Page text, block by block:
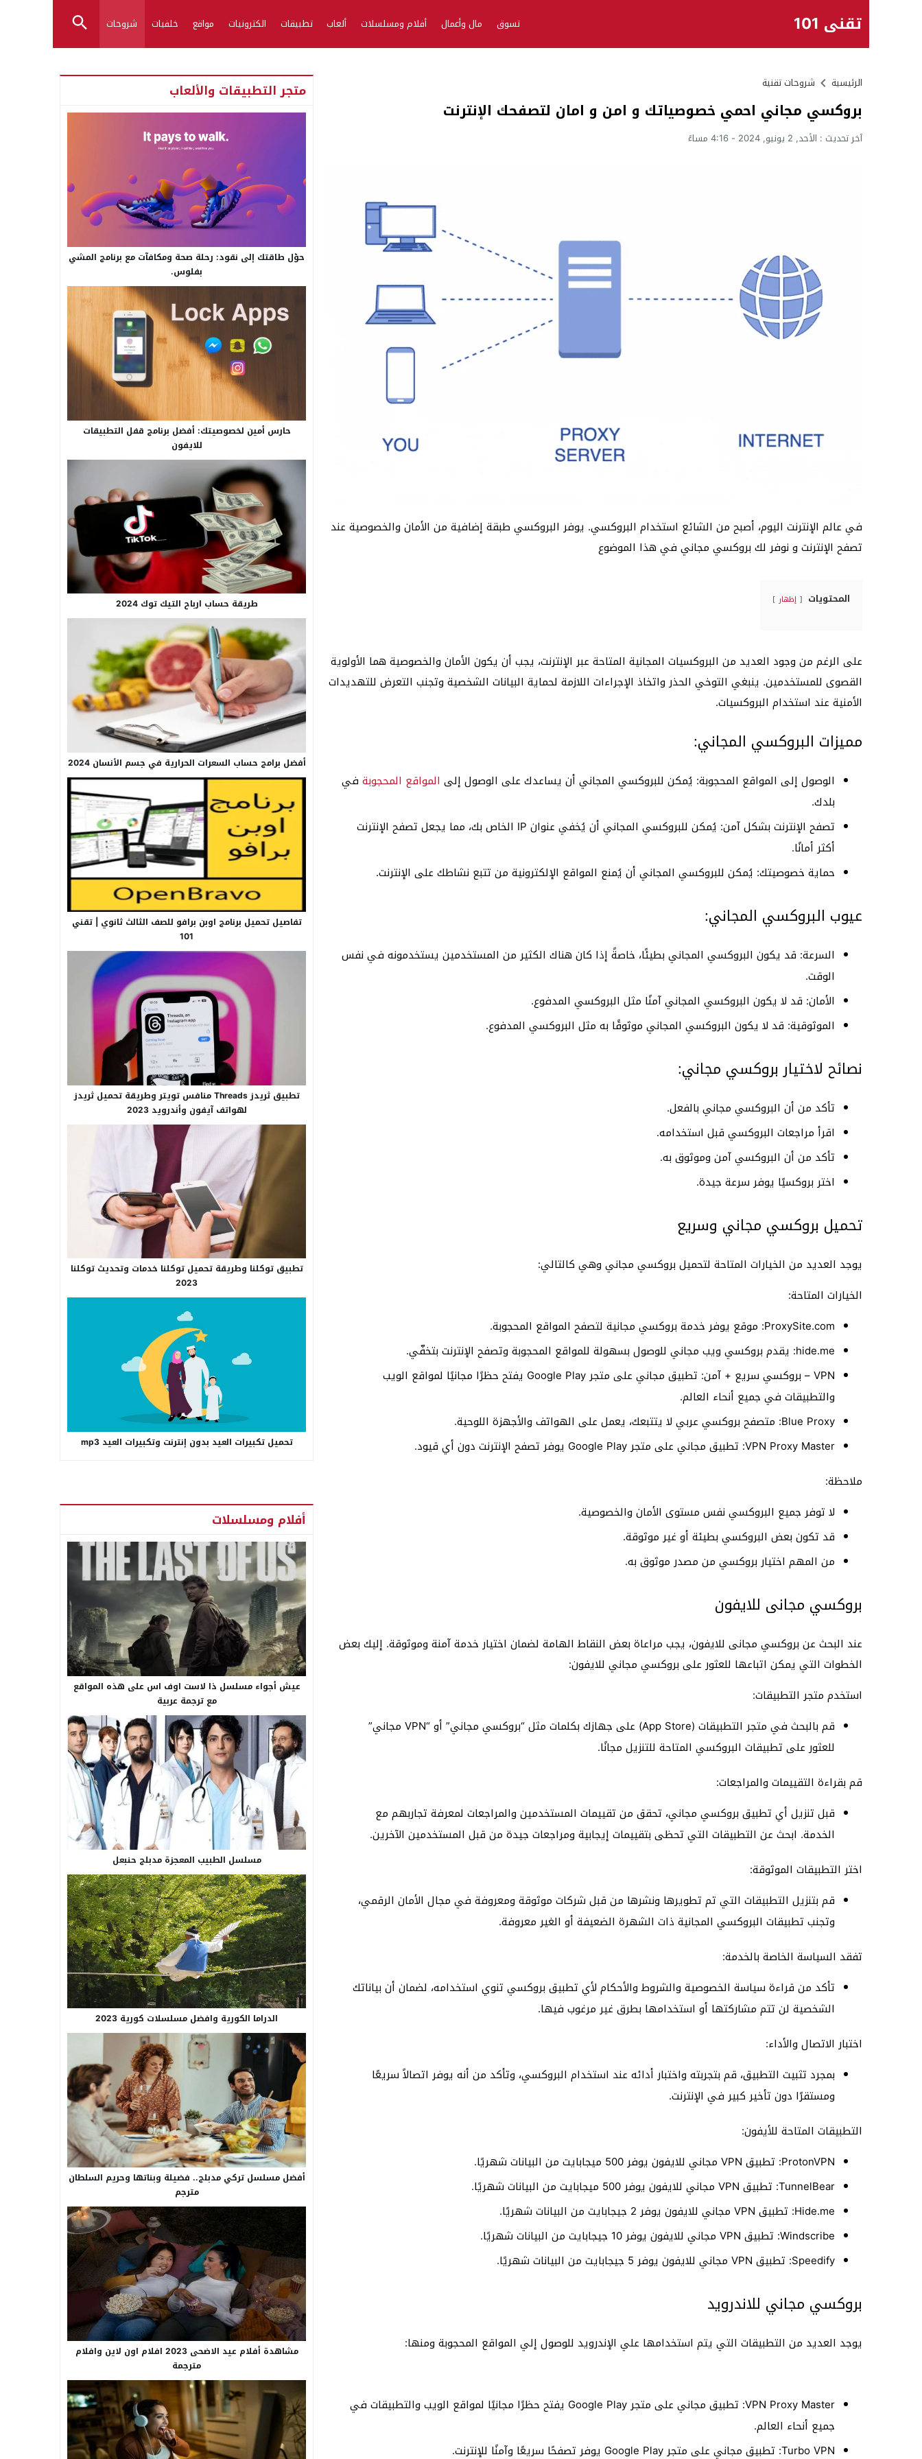
تقني 101 تسوق مال وأعمال أفلام ومسلسلات ألعاب تطبيقات الكترونيات مواقع خلفيات شروحات
الرئيسية شروحات تقنية
بروكسي مجاني احمي خصوصياتك و امن و امان لتصفحك الإنترنت
آخر تحديث : الأحد, 2 يونيو, 2024 - 4:16 مساءً
في عالم الإنترنت اليوم، أصبح من الشائع استخدام البروكسي. يوفر البروكسي طبقة إضافية من الأمان والخصوصية عند
تصفح الإنترنت و نوفر لك بروكسي مجاني في هذا الموضوع
المحتويات إظهار
على الرغم من وجود العديد من البروكسيات المجانية المتاحة عبر الإنترنت، يجب أن يكون الأمان والخصوصية هما الأولوية
القصوى للمستخدمين. ينبغي التوخي الحذر واتخاذ الإجراءات اللازمة لحماية البيانات الشخصية وتجنب التعرض للتهديدات
الأمنية عند استخدام البروكسيات.
مميزات البروكسي المجاني:
الوصول إلى المواقع المحجوبة: يُمكن للبروكسي المجاني أن يساعدك على الوصول إلى المواقع المحجوبة في
بلدك.
تصفح الإنترنت بشكل آمن: يُمكن للبروكسي المجاني أن يُخفي عنوان IP الخاص بك، مما يجعل تصفح الإنترنت
أكثر أمانًا.
حماية خصوصيتك: يُمكن للبروكسي المجاني أن يُمنع المواقع الإلكترونية من تتبع نشاطك على الإنترنت.
عيوب البروكسي المجاني:
السرعة: قد يكون البروكسي المجاني بطيئًا، خاصةً إذا كان هناك الكثير من المستخدمين يستخدمونه في نفس
الوقت.
الأمان: قد لا يكون البروكسي المجاني آمنًا مثل البروكسي المدفوع.
الموثوقية: قد لا يكون البروكسي المجاني موثوقًا به مثل البروكسي المدفوع.
نصائح لاختيار بروكسي مجاني:
تأكد من أن البروكسي مجاني بالفعل.
اقرأ مراجعات البروكسي قبل استخدامه.
تأكد من أن البروكسي آمن وموثوق به.
اختر بروكسيًا يوفر سرعة جيدة.
تحميل بروكسي مجاني وسريع
يوجد العديد من الخيارات المتاحة لتحميل بروكسي مجاني وهي كالتالي:
الخيارات المتاحة:
ProxySite.com: موقع يوفر خدمة بروكسي مجانية لتصفح المواقع المحجوبة.
hide.me: يقدم بروكسي ويب مجاني للوصول بسهولة للمواقع المحجوبة وتصفح الإنترنت بتخفّي.
VPN – بروكسي سريع + آمن: تطبيق مجاني على متجر Google Play يفتح حظرًا مجانيًا لمواقع الويب
والتطبيقات في جميع أنحاء العالم.
Blue Proxy: متصفح بروكسي عربي لا يتتبعك، يعمل على الهواتف والأجهزة اللوحية.
VPN Proxy Master: تطبيق مجاني على متجر Google Play يوفر تصفح الإنترنت دون أي قيود.
ملاحظة:
لا توفر جميع البروكسي نفس مستوى الأمان والخصوصية.
قد تكون بعض البروكسي بطيئة أو غير موثوقة.
من المهم اختيار بروكسي من مصدر موثوق به.
بروكسي مجانى للايفون
عند البحث عن بروكسي مجانى للايفون، يجب مراعاة بعض النقاط الهامة لضمان اختيار خدمة آمنة وموثوقة. إليك بعض
الخطوات التي يمكن اتباعها للعثور على بروكسي مجاني للايفون:
استخدم متجر التطبيقات:
قم بالبحث في متجر التطبيقات (App Store) على جهازك بكلمات مثل “بروكسي مجاني” أو “VPN مجاني”
للعثور على تطبيقات البروكسي المتاحة للتنزيل مجانًا.
قم بقراءة التقييمات والمراجعات:
قبل تنزيل أي تطبيق بروكسي مجاني، تحقق من تقييمات المستخدمين والمراجعات لمعرفة تجاربهم مع
الخدمة. ابحث عن التطبيقات التي تحظى بتقييمات إيجابية ومراجعات جيدة من قبل المستخدمين الآخرين.
اختر التطبيقات الموثوقة:
قم بتنزيل التطبيقات التي تم تطويرها ونشرها من قبل شركات موثوقة ومعروفة في مجال الأمان الرقمي،
وتجنب تطبيقات البروكسي المجانية ذات الشهرة الضعيفة أو الغير معروفة.
تفقد السياسة الخاصة بالخدمة:
تأكد من قراءة سياسة الخصوصية والشروط والأحكام لأي تطبيق بروكسي تنوي استخدامه، لضمان أن بياناتك
الشخصية لن تتم مشاركتها أو استخدامها بطرق غير مرغوب فيها.
اختبار الاتصال والأداء:
بمجرد تثبيت التطبيق، قم بتجربته واختبار أدائه عند استخدام البروكسي، وتأكد من أنه يوفر اتصالاً سريعًا
ومستقرًا دون تأخير كبير في الإنترنت.
التطبيقات المتاحة للأيفون:
ProtonVPN: تطبيق VPN مجاني للايفون يوفر 500 ميجابايت من البيانات شهريًا.
TunnelBear: تطبيق VPN مجاني للايفون يوفر 500 ميجابايت من البيانات شهريًا.
Hide.me: تطبيق VPN مجاني للايفون يوفر 2 جيجابايت من البيانات شهريًا.
Windscribe: تطبيق VPN مجاني للايفون يوفر 10 جيجابايت من البيانات شهريًا.
Speedify: تطبيق VPN مجاني للايفون يوفر 5 جيجابايت من البيانات شهريًا.
بروكسي مجاني للاندرويد
يوجد العديد من التطبيقات التي يتم استخدامها علي الإندرويد للوصول إلي المواقع المحجوبة ومنها:
VPN Proxy Master: تطبيق مجاني على متجر Google Play يفتح حظرًا مجانيًا لمواقع الويب والتطبيقات في
جميع أنحاء العالم.
Turbo VPN: تطبيق مجاني على متجر Google Play يوفر تصفحًا سريعًا وآمنًا للإنترنت.
متجر التطبيقات والألعاب
حوّل طاقتك إلى نقود: رحلة صحة ومكافآت مع برنامج المشي
بفلوس.
حارس أمين لخصوصيتك: أفضل برنامج قفل التطبيقات
للايفون
طريقة حساب ارباح التيك توك 2024
أفضل برامج حساب السعرات الحرارية في جسم الأنسان 2024
تفاصيل تحميل برنامج اوبن برافو للصف الثالث ثانوي | تقني
101
تطبيق ثريدز Threads منافس تويتر وطريقة تحميل ثريدز
لهواتف آيفون وأندرويد 2023
تطبيق توكلنا وطريقة تحميل توكلنا خدمات وتحديث توكلنا
2023
تحميل تكبيرات العيد بدون إنترنت وتكبيرات العيد mp3
أفلام ومسلسلات
عيش أجواء مسلسل ذا لاست اوف اس على هذه المواقع
مع ترجمة عربية
مسلسل الطبيب المعجزة مدبلج حنبعل
الدراما الكورية وافضل مسلسلات كورية 2023
أفضل مسلسل تركي مدبلج.. فضيلة وبناتها وحريم السلطان
مترجم
مشاهدة أفلام عيد الاضحى 2023 افلام اون لاين وافلام
مترجمة